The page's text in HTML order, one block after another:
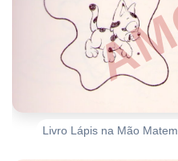
Livro Lápis na Mão